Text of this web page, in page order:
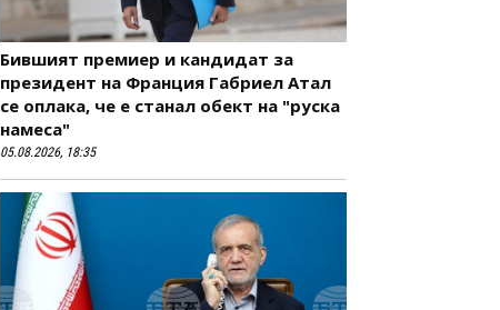
Бившият премиер и кандидат за
президент на Франция Габриел Атал
се оплака, че е станал обект на "руска
намеса"
05.08.2026, 18:35